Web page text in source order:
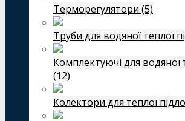
Терморегулятори (5)
Труби для водяної теплої
Комплектуючі для водяної
(12)
Колектори для теплої